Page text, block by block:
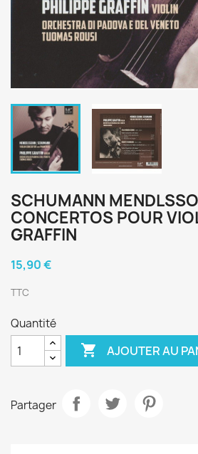
SCHUMANN
CONCERTOS POUR
GRAFFIN
15,90 €
TTC
Quantité
 AJOUTER AU
Partager